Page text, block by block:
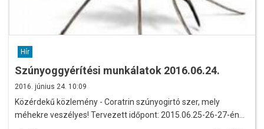
Hír
Szúnyoggyérítési munkálatok 2016.06.24.
2016. június 24. 10:09
Közérdekű közlemény - Coratrin szúnyogirtó szer, mely
méhekre veszélyes! Tervezett időpont: 2015.06.25-26-27-én…